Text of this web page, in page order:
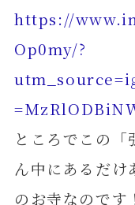
https://
Op0my/?
ところでこの
ん中にあるだけ
のお寺なのです